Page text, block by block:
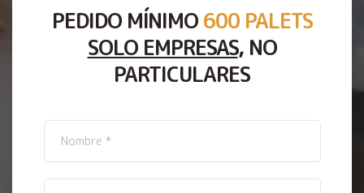
PEDIDO MÍNIMO 600 PALETS
SOLO EMPRESAS, NO
PARTICULARES